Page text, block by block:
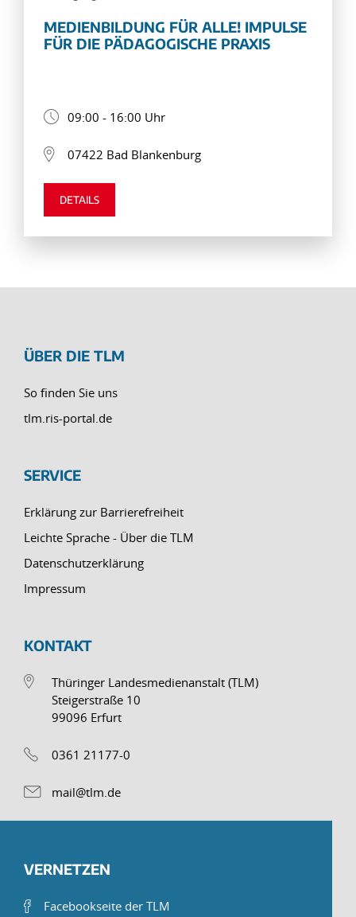
MEDIENBILDUNG FÜR ALLE! IMPULSE
FÜR DIE PÄDAGOGISCHE PRAXIS
09:00 - 16:00 Uhr
07422 Bad Blankenburg
DETAILS
ÜBER DIE TLM
So finden Sie uns
tlm.ris-portal.de
SERVICE
Erklärung zur Barrierefreiheit
Leichte Sprache - Über die TLM
Datenschutzerklärung
Impressum
KONTAKT
Thüringer Landesmedienanstalt (TLM)
Steigerstraße 10
99096 Erfurt
0361 21177-0
mail@tlm.de
VERNETZEN
Facebookseite der TLM